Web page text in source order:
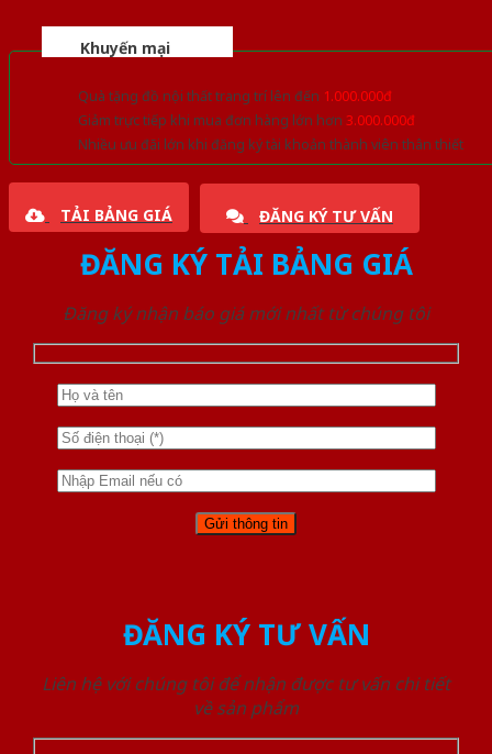
Khuyến mại
Quà tặng đồ nội thất trang trí lên đến 1.000.000đ
Giảm trực tiếp khi mua đơn hàng lớn hơn 3.000.000đ
Nhiều ưu đãi lớn khi đăng ký tài khoản thành viên thân thiết
TẢI BẢNG GIÁ ĐĂNG KÝ TƯ VẤN
ĐĂNG KÝ TẢI BẢNG GIÁ
Đăng ký nhận báo giá mới nhất từ chúng tôi
ĐĂNG KÝ TƯ VẤN
Liên hệ với chúng tôi để nhận được tư vấn chi tiết
về sản phẩm